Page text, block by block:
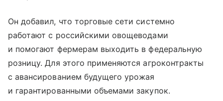
Он добавил, что торговые сети системно
работают с российскими овощеводами
и помогают фермерам выходить в федеральную
розницу. Для этого применяются агроконтракты
с авансированием будущего урожая
и гарантированными объемами закупок.